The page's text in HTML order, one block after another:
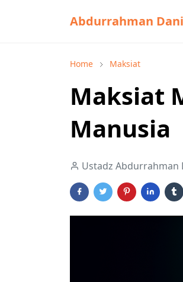
Abdurrahman Dani
Home Maksiat
Maksiat
Manusia
Ustadz Abdurrahman